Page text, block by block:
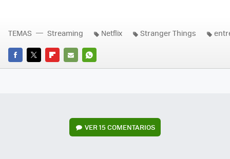
FACEBOOK
TWITTERFLIPBOARD
E-
WHATSAPP
TEMAS Streaming Netflix Stranger Things
VER15 COMENTARIOS